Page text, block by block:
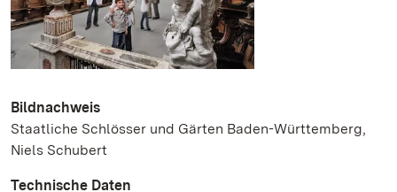
Bildnachweis
Staatliche Schlösser und Gärten Baden-Württemberg,
Niels Schubert
Technische Daten